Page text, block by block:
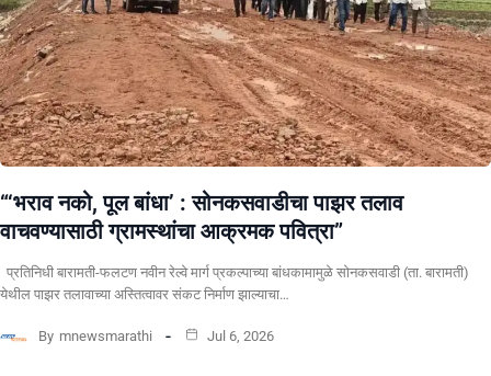
“‘भराव नको, पूल बांधा’ : सोनकसवाडीचा पाझर तलाव
वाचवण्यासाठी ग्रामस्थांचा आक्रमक पवित्रा”
प्रतिनिधी बारामती-फलटण नवीन रेल्वे मार्ग प्रकल्पाच्या बांधकामामुळे सोनकसवाडी (ता. बारामती)
येथील पाझर तलावाच्या अस्तित्वावर संकट निर्माण झाल्याचा…
By mnewsmarathi Jul 6, 2026